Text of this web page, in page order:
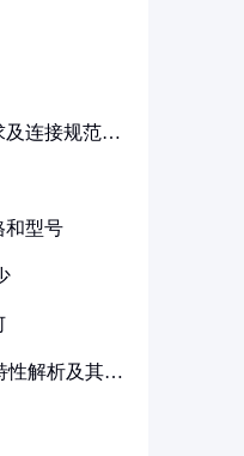
连接规范详
和型号
性解析及其在